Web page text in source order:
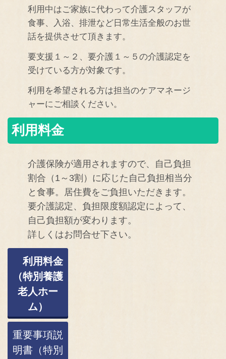
利用中はご家族に代わって介護スタッフが
食事、入浴、排泄など日常生活全般のお世
話を提供させて頂きます。
要支援１～２、要介護１～５の介護認定を
受けている方が対象です。
利用を希望される方は担当のケアマネージ
ャーにご相談ください。
利用料金
介護保険が適用されますので、自己負担
割合（1～3割）に応じた自己負担相当分
と食事。居住費をご負担いただきます。
要介護認定、負担限度額認定によって、
自己負担額が変わります。
詳しくはお問合せ下さい。
利用料金
（特別養護
老人ホー
ム）
重要事項説
明書（特別